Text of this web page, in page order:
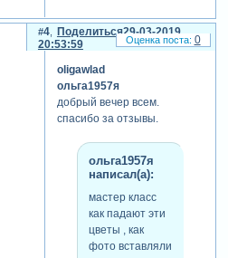
Поделиться
4
29-03-2019
20:53:59
oligawlad
ольга1957я
добрый вечер всем.
спасибо за отзывы.
ольга1957я
написал(а):
мастер класс
как падают эти
цветы , как
фото вставляли
0